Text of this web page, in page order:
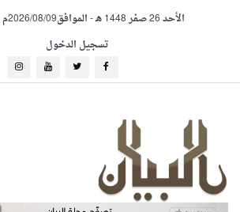
الأحد 26 صفر 1448 هـ -الموافق2026/08/09م
تسجيل الدخول